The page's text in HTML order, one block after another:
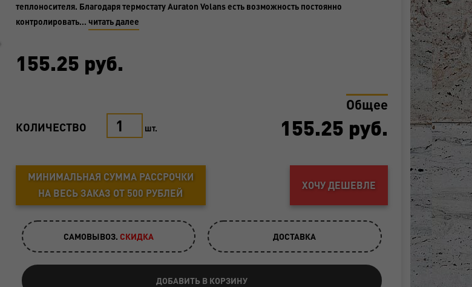
теплоносителя. Благодаря термостату Auraton Volans есть возможность постоянно
контролировать… читать далее
155.25 руб.
КОЛИЧЕСТВО шт.
Общее
155.25 руб.
МИНИМАЛЬНАЯ СУММА РАССРОЧКИ
НА ВЕСЬ ЗАКАЗ ОТ 500 РУБЛЕЙ
ХОЧУ ДЕШЕВЛЕ
САМОВЫВОЗ. CКИДКА ДОСТАВКА
ДОБАВИТЬ В КОРЗИНУ